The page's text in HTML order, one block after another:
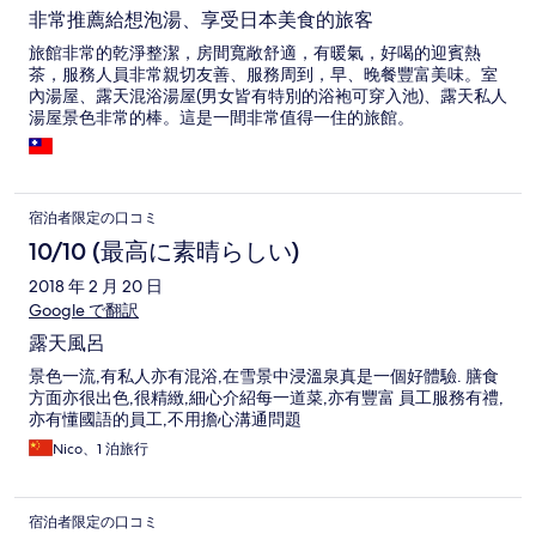
非常推薦給想泡湯、享受日本美食的旅客
旅館非常的乾淨整潔，房間寬敞舒適，有暖氣，好喝的迎賓熱
茶，服務人員非常親切友善、服務周到，早、晚餐豐富美味。室
內湯屋、露天混浴湯屋(男女皆有特別的浴袍可穿入池)、露天私人
湯屋景色非常的棒。這是一間非常值得一住的旅館。
宿泊者限定の口コミ
10/10 (最高に素晴らしい)
2018 年 2 月 20 日
Google で翻訳
露天風呂
景色一流,有私人亦有混浴,在雪景中浸溫泉真是一個好體驗. 膳食
方面亦很出色,很精緻,細心介紹每一道菜,亦有豐富 員工服務有禮,
亦有懂國語的員工,不用擔心溝通問題
Nico、1 泊旅行
宿泊者限定の口コミ